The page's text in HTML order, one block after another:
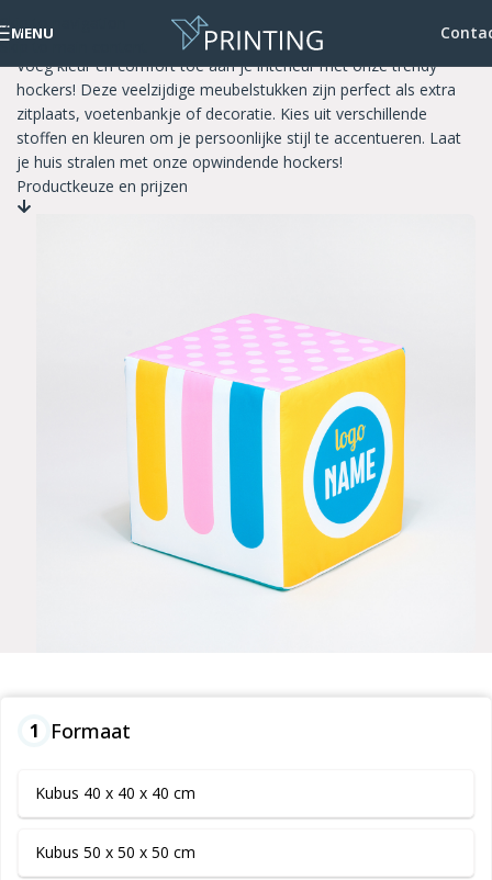
Skip to navigation
Skip to main content
MENU
Hockers
Voeg kleur en comfort toe aan je interieur met onze trendy
hockers! Deze veelzijdige meubelstukken zijn perfect als extra
zitplaats, voetenbankje of decoratie. Kies uit verschillende
stoffen en kleuren om je persoonlijke stijl te accentueren. Laat
je huis stralen met onze opwindende hockers!
Productkeuze en prijzen
1 Formaat
Kubus 40 x 40 x 40 cm
Kubus 50 x 50 x 50 cm